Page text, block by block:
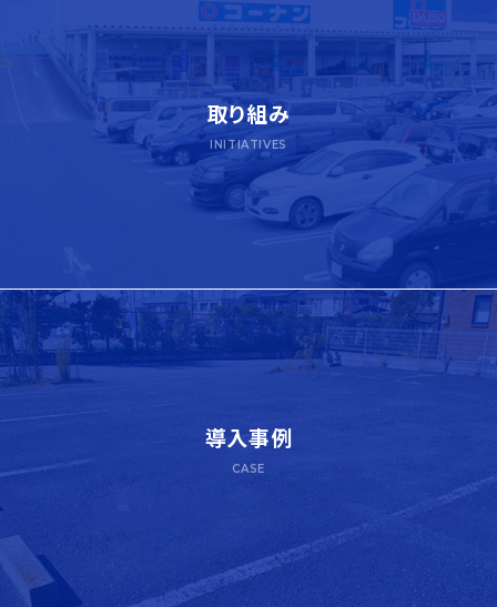
取り組み
INITIATIVES
導入事例
CASE